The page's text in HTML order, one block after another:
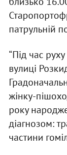
патрульній
“Під час
вулиці
жінку-
року
діагнозом:
частини